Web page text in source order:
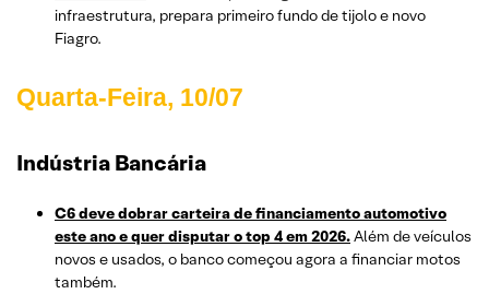
infraestrutura, prepara primeiro fundo de tijolo e novo
Fiagro.
Quarta-Feira, 10/07
Indústria Bancária
C6 deve dobrar carteira de financiamento automotivo
este ano e quer disputar o top 4 em 2026.Além de veículos
novos e usados, o banco começou agora a financiar motos
também.